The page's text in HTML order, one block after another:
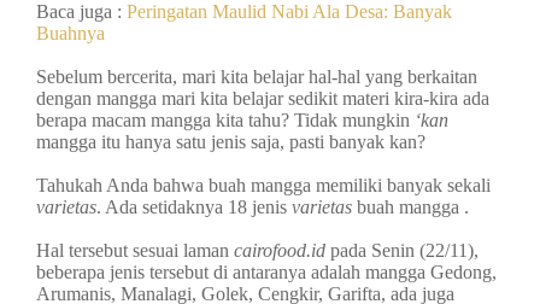
Baca juga : Peringatan Maulid Nabi Ala Desa: Banyak
Buahnya
Sebelum bercerita, mari kita belajar hal-hal yang berkaitan
dengan mangga mari kita belajar sedikit materi kira-kira ada
berapa macam mangga kita tahu? Tidak mungkin ‘kan
mangga itu hanya satu jenis saja, pasti banyak kan?
Tahukah Anda bahwa buah mangga memiliki banyak sekali
varietas. Ada setidaknya 18 jenis varietas buah mangga .
Hal tersebut sesuai laman cairofood.id pada Senin (22/11),
beberapa jenis tersebut di antaranya adalah mangga Gedong,
Arumanis, Manalagi, Golek, Cengkir, Garifta, ada juga